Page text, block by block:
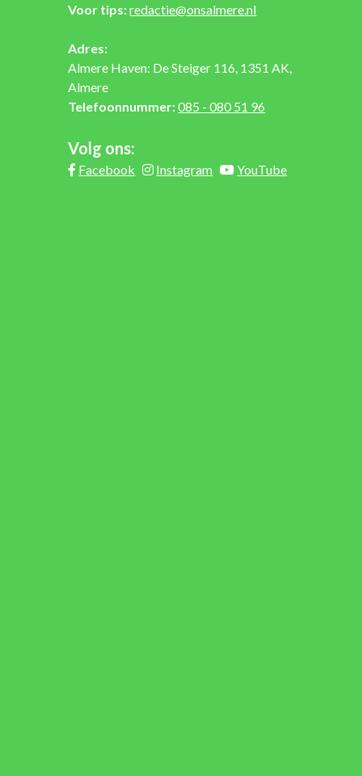
Voor tips:redactie@onsalmere.nl
Adres:
Almere Haven: De Steiger 116, 1351 AK,
Almere
Telefoonnummer:085 - 080 51 96
Volg ons:
Facebook Instagram YouTube